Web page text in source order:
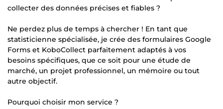
collecter des données précises et fiables ?
Ne perdez plus de temps à chercher ! En tant que
statisticienne spécialisée, je crée des formulaires Google
Forms et KoboCollect parfaitement adaptés à vos
besoins spécifiques, que ce soit pour une étude de
marché, un projet professionnel, un mémoire ou tout
autre objectif.
Pourquoi choisir mon service ?